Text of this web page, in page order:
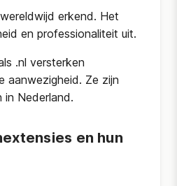
erkend. Het
en professionaliteit uit.
.nl versterken
aanwezigheid. Ze zijn
in Nederland.
en hun